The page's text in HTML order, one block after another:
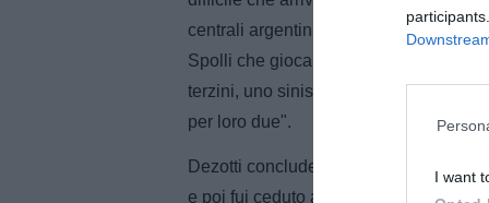
I want
centrali argentini attualmente in
Spolli che gioca a Catania. Il Boca è
terzini, uno sinistro e l'altro destro,
per loro due".
Dezotti conclude l'intervista facendo
e poi fui ceduto alla Cremonese.